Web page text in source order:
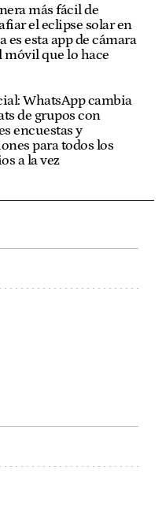
más fácil de
el eclipse solar en
es esta app de cámara
móvil que lo hace
WhatsApp cambia
de grupos con
encuestas y
para todos los
a la vez